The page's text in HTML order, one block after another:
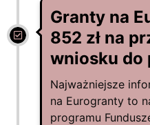
Granty na
852 zł na
wniosku do
Najważniejsze
na Eurogranty to
programu